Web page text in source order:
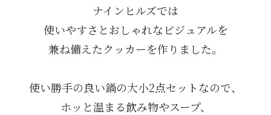
ナインヒルズでは
使いやすさとおしゃれなビジュアルを
兼ね備えたクッカーを作りました。
使い勝手の良い鍋の大小2点セットなので、
ホッと温まる飲み物やスープ、